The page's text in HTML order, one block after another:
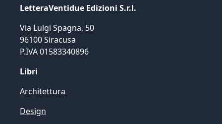
LetteraVentidue Edizioni S.r.l.
Via Luigi Spagna, 50
96100 Siracusa
P.IVA 01583340896
Libri
Architettura
Design